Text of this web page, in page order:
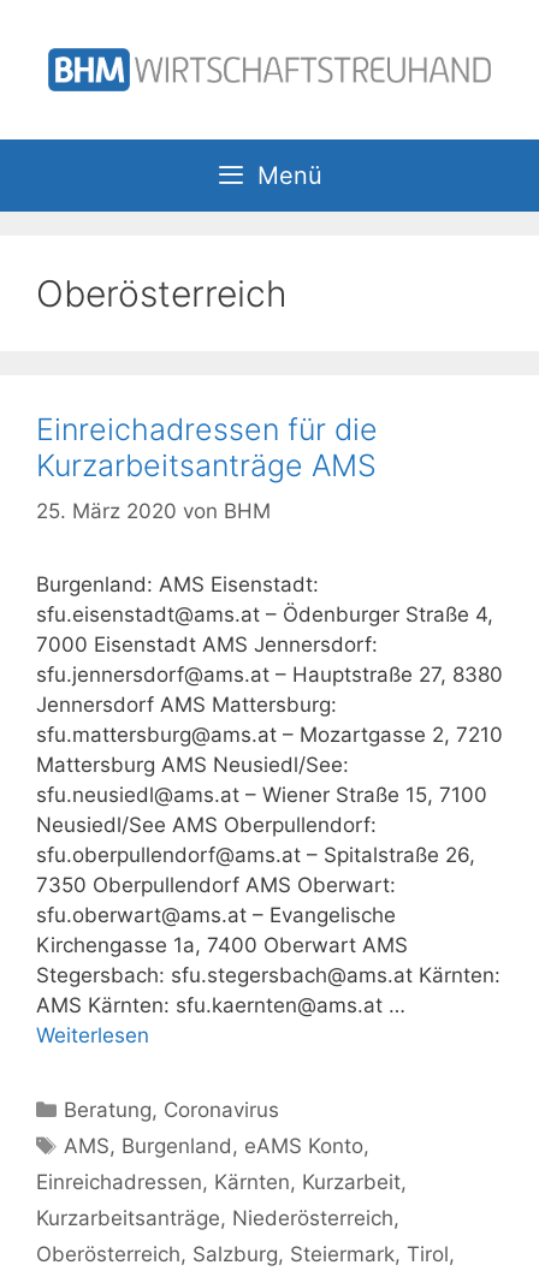
Inhalt
springen
Menü
Oberösterreich
Einreichadressen für die
Kurzarbeitsanträge AMS
25. März 2020 von BHM
Burgenland: AMS Eisenstadt:
sfu.eisenstadt@ams.at – Ödenburger Straße 4,
7000 Eisenstadt AMS Jennersdorf:
sfu.jennersdorf@ams.at – Hauptstraße 27, 8380
Jennersdorf AMS Mattersburg:
sfu.mattersburg@ams.at – Mozartgasse 2, 7210
Mattersburg AMS Neusiedl/See:
sfu.neusiedl@ams.at – Wiener Straße 15, 7100
Neusiedl/See AMS Oberpullendorf:
sfu.oberpullendorf@ams.at – Spitalstraße 26,
7350 Oberpullendorf AMS Oberwart:
sfu.oberwart@ams.at – Evangelische
Kirchengasse 1a, 7400 Oberwart AMS
Stegersbach: sfu.stegersbach@ams.at Kärnten:
AMS Kärnten: sfu.kaernten@ams.at …
Weiterlesen
Kategorien
Beratung, Coronavirus
Schlagwörter
AMS, Burgenland, eAMS Konto,
Einreichadressen, Kärnten, Kurzarbeit,
Kurzarbeitsanträge, Niederösterreich,
Oberösterreich, Salzburg, Steiermark, Tirol,